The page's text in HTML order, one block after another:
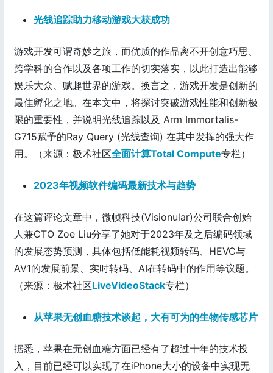
光线追踪助力移动游戏大获成功
游戏开发可谓奇妙之旅，而优质的作品离不开创意巧思、
跨学科的合作以及各项工作的切实落实，以此打造出能够
娱乐大众、赋趣世界的游戏。换言之，游戏开发是创新的
最佳孵化之地。在本文中，将探讨突破游戏性能和创新极
限的重要性，并说明光线追踪以及 Arm Immortalis-
G715赋予的Ray Query (光线查询) 在其中发挥的强大作
用。（来源：极术社区全面计算Total Compute专栏）
2023年视频软件编码最新技术与趋势
在这篇评论文章中，微帧科技(Visionular)公司联合创始
人兼CTO Zoe Liu分享了她对于2023年及之后编码领域
的发展态势预测，具体包括低能耗视频转码、HEVC与
AV1的发展前景、实时转码、AI在转码中的作用等议题。
（来源：极术社区LiveVideoStack专栏）
从苹果无创血糖技术谈起，大有可为的生物传感芯片
据悉，苹果在无创血糖方面已经有了超过十年的技术投
入，目前已经可以实现了在iPhone大小的设备中实现无